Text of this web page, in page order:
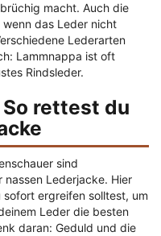
macht. Auch die
das Leder nicht
Lederarten
Lammnappa ist oft
Rindsleder.
rettest du
sind
Lederjacke. Hier
ergreifen solltest, um
Leder die besten
daran: Geduld und die